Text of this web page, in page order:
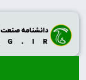
Skip
content